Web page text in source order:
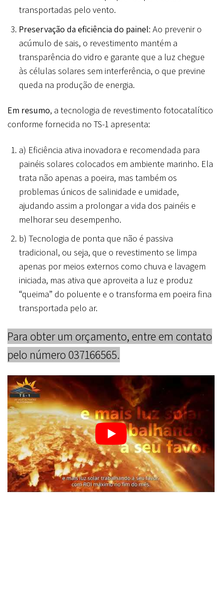
transportadas pelo vento.
Preservação da eficiência do painel: Ao prevenir o
acúmulo de sais, o revestimento mantém a
transparência do vidro e garante que a luz chegue
às células solares sem interferência, o que previne
queda na produção de energia.
Em resumo, a tecnologia de revestimento fotocatalítico
conforme fornecida no TS-1 apresenta:
a) Eficiência ativa inovadora e recomendada para
painéis solares colocados em ambiente marinho. Ela
trata não apenas a poeira, mas também os
problemas únicos de salinidade e umidade,
ajudando assim a prolongar a vida dos painéis e
melhorar seu desempenho.
b) Tecnologia de ponta que não é passiva
tradicional, ou seja, que o revestimento se limpa
apenas por meios externos como chuva e lavagem
iniciada, mas ativa que aproveita a luz e produz
“queima” do poluente e o transforma em poeira fina
transportada pelo ar.
Para obter um orçamento, entre em contato
pelo número 037166565.